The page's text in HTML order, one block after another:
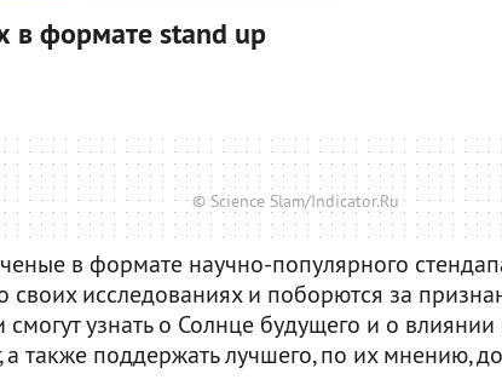
в формате stand up
© Science Slam/Indicator.Ru
в формате научно-популярного
своих исследованиях и поборются за
смогут узнать о Солнце будущего и о
а также поддержать лучшего, по их мнению,